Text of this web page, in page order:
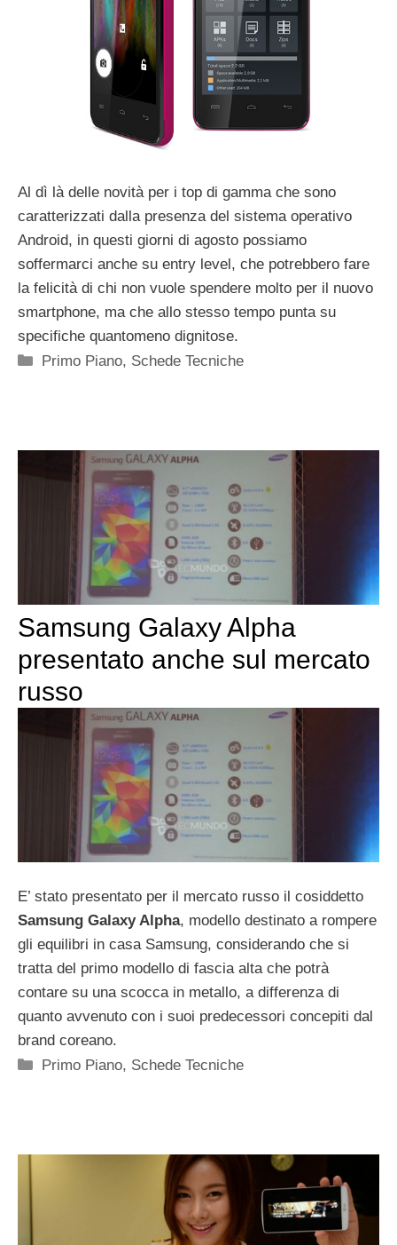
Al dì là delle novità per i top di gamma che sono
caratterizzati dalla presenza del sistema operativo
Android, in questi giorni di agosto possiamo
soffermarci anche su entry level, che potrebbero fare
la felicità di chi non vuole spendere molto per il nuovo
smartphone, ma che allo stesso tempo punta su
specifiche quantomeno dignitose.
Categorie
Primo Piano, Schede Tecniche
Samsung Galaxy Alpha
presentato anche sul mercato
russo
E’ stato presentato per il mercato russo il cosiddetto
Samsung Galaxy Alpha, modello destinato a rompere
gli equilibri in casa Samsung, considerando che si
tratta del primo modello di fascia alta che potrà
contare su una scocca in metallo, a differenza di
quanto avvenuto con i suoi predecessori concepiti dal
brand coreano.
Categorie
Primo Piano, Schede Tecniche